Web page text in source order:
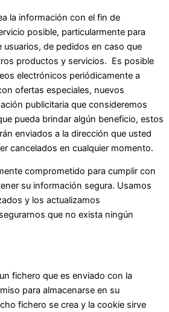
la información con el fin de
posible, particularmente para
usuarios, de pedidos en caso que
productos y servicios. Es posible
electrónicos periódicamente a
ofertas especiales, nuevos
publicitaria que consideremos
pueda brindar algún beneficio, estos
enviados a la dirección que usted
cancelados en cualquier momento.
comprometido para cumplir con
su información segura. Usamos
y los actualizamos
que no exista ningún
fichero que es enviado con la
para almacenarse en su
fichero se crea y la cookie sirve